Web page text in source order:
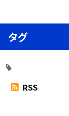
タグ
RSS